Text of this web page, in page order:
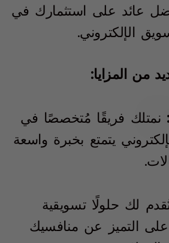
عائد على استثمارك في
الإلكتروني.
من المزايا:
نمتلك فريقًا مُتخصصًا في
يتمتع بخبرة واسعة
لك حلولًا تسويقية
التميز عن منافسيك